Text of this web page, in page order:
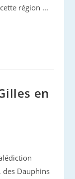
région ...
en
des Dauphins